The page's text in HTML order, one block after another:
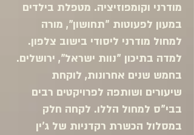
מודרני וקומפוזיציה. מטפלת בילדים
במעון לפעוטות "תחושון", מורה
למחול מודרני ליסודי בישוב צלפון.
למדה בתיכון "נוות ישראל", ירושלים.
בחמש שנים אחרונות, לוקחת
שיעורים ושותפה לפרויקטים רבים
בבי"ס למחול הללו. לקחה חלק
במסלול הכשרת רקדניות של ג'ין